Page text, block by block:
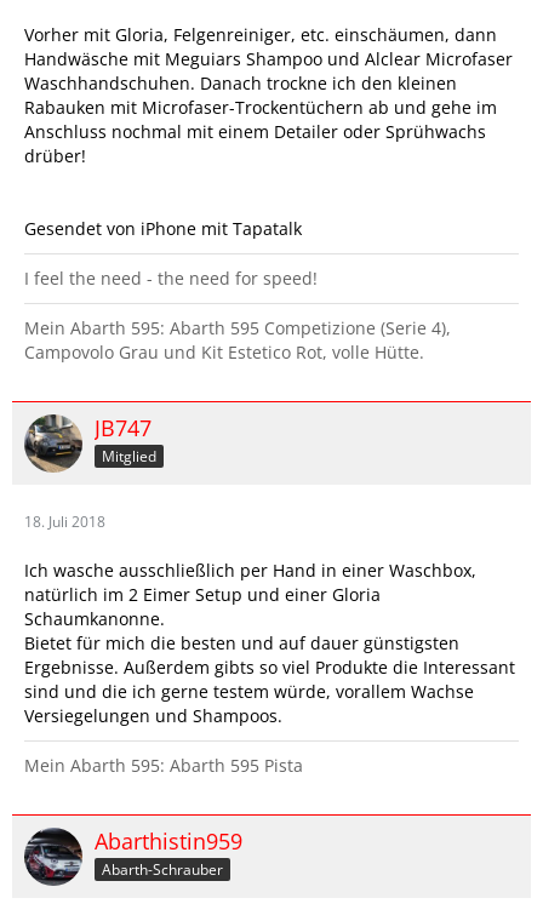
Vorher mit Gloria, Felgenreiniger, etc. einschäumen, dann
Handwäsche mit Meguiars Shampoo und Alclear Microfaser
Waschhandschuhen. Danach trockne ich den kleinen
Rabauken mit Microfaser-Trockentüchern ab und gehe im
Anschluss nochmal mit einem Detailer oder Sprühwachs
drüber!
Gesendet von iPhone mit Tapatalk
I feel the need - the need for speed!
Mein Abarth 595: Abarth 595 Competizione (Serie 4),
Campovolo Grau und Kit Estetico Rot, volle Hütte.
JB747
Mitglied
18. Juli 2018
Ich wasche ausschließlich per Hand in einer Waschbox,
natürlich im 2 Eimer Setup und einer Gloria
Schaumkanonne.
Bietet für mich die besten und auf dauer günstigsten
Ergebnisse. Außerdem gibts so viel Produkte die Interessant
sind und die ich gerne testem würde, vorallem Wachse
Versiegelungen und Shampoos.
Mein Abarth 595: Abarth 595 Pista
Abarthistin959
Abarth-Schrauber